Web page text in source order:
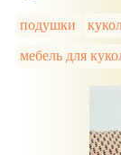
подушки
мебель для